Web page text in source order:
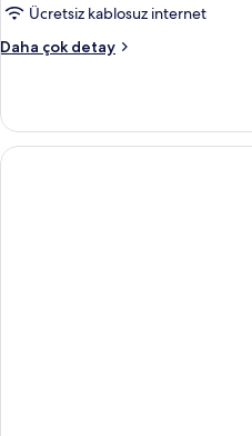
Ücretsiz kablosuz internet
Daha çok detay
Oda
detay